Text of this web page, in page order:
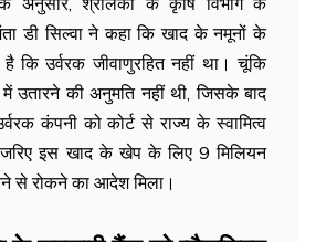
डी सिल्वा ने कहा कि खाद के नमूनों के
कि उर्वरक जीवाणुरहित नहीं था। चूंकि
उतारने की अनुमति नहीं थी, जिसके बाद
कंपनी को कोर्ट से राज्य के स्वामित्व
इस खाद के खेप के लिए 9 मिलियन
से रोकने का आदेश मिला।